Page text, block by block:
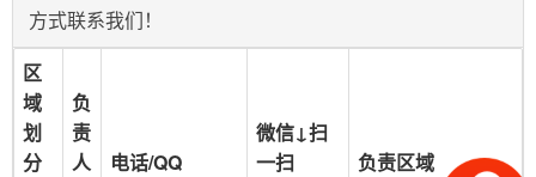
方式联系我们！
区
域
划
分
负
责
人
电话/QQ
微信↓扫
一扫
负责区域